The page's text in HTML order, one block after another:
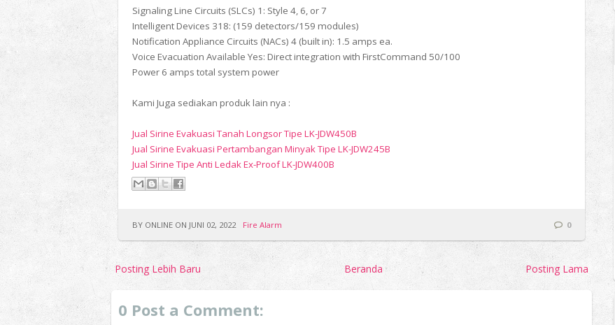
Signaling Line Circuits (SLCs) 1: Style 4, 6, or 7
Intelligent Devices 318: (159 detectors/159 modules)
Notification Appliance Circuits (NACs) 4 (built in): 1.5 amps ea.
Voice Evacuation Available Yes: Direct integration with FirstCommand 50/100
Power 6 amps total system power
Kami Juga sediakan produk lain nya :
Jual Sirine Evakuasi Tanah Longsor Tipe LK-JDW450B
Jual Sirine Evakuasi Pertambangan Minyak Tipe LK-JDW245B
Jual Sirine Tipe Anti Ledak Ex-Proof LK-JDW400B
BY ONLINE ON JUNI 02, 2022 Fire Alarm 0
Posting Lebih Baru Posting Lama
Beranda
0 Post a Comment: